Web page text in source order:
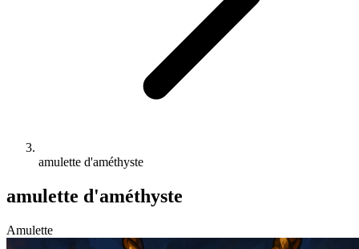
amulette d'améthyste
amulette d'améthyste
Amulette